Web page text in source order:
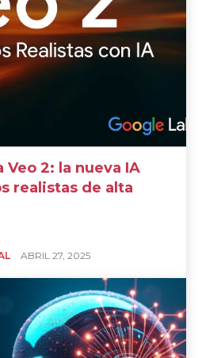
2: la nueva IA
realistas de alta
ABRIL 27, 2025